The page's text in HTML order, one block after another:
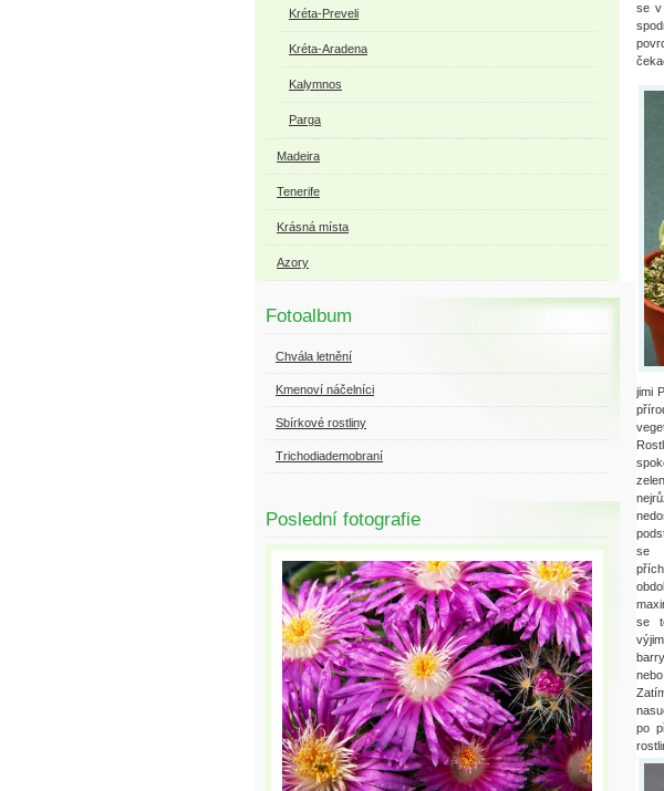
se v
jimi
se
se
po
Kréta-Preveli
Kréta-Aradena
Kalymnos
Parga
Madeira
Tenerife
Krásná místa
Azory
Fotoalbum
Chvála letnění
Kmenoví náčelníci
Sbírkové rostliny
Trichodiademobraní
Poslední fotografie